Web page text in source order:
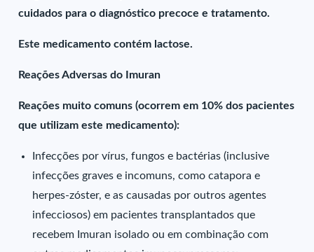
cuidados para o diagnóstico precoce e tratamento.
Este medicamento contém lactose.
Reações Adversas do Imuran
Reações muito comuns (ocorrem em 10% dos pacientes
que utilizam este medicamento):
Infecções por vírus, fungos e bactérias (inclusive
infecções graves e incomuns, como catapora e
herpes-zóster, e as causadas por outros agentes
infecciosos) em pacientes transplantados que
recebem Imuran isolado ou em combinação com